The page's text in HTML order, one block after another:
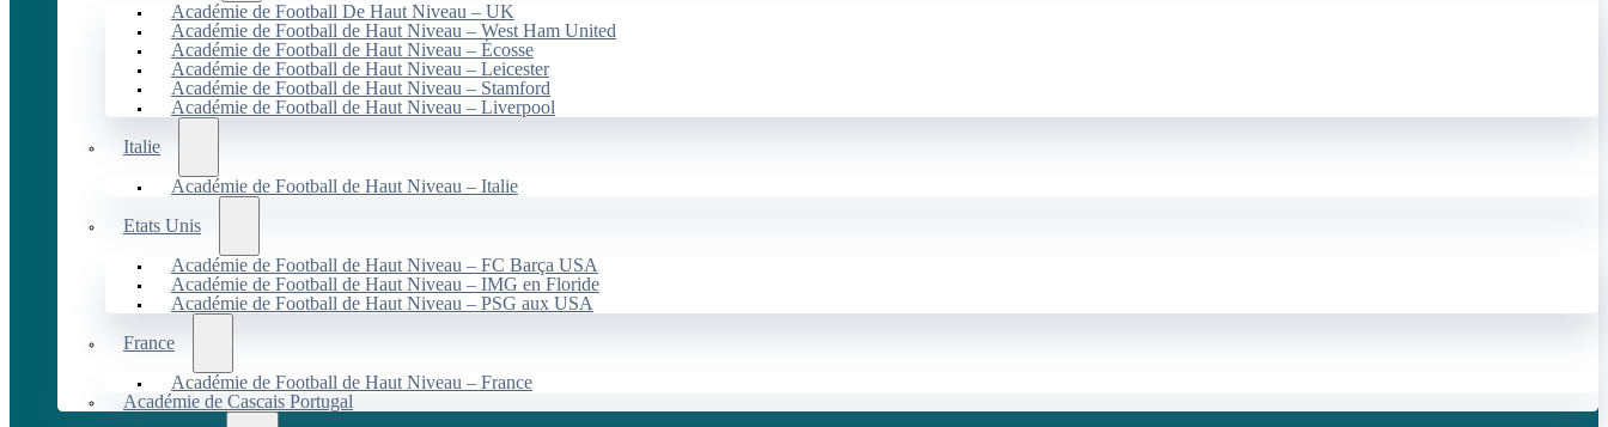
Académie de Football De Haut Niveau – UK
Académie de Football de Haut Niveau – West Ham United
Académie de Football de Haut Niveau – Écosse
Académie de Football de Haut Niveau – Leicester
Académie de Football de Haut Niveau – Stamford
Académie de Football de Haut Niveau – Liverpool
Italie
Académie de Football de Haut Niveau – Italie
Etats Unis
Académie de Football de Haut Niveau – FC Barça USA
Académie de Football de Haut Niveau – IMG en Floride
Académie de Football de Haut Niveau – PSG aux USA
France
Académie de Football de Haut Niveau – France
Académie de Cascais Portugal